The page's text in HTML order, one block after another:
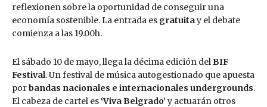
reflexionen sobre la oportunidad de conseguir una
economía sostenible. La entrada es gratuitay el debate
comienza a las 19.00h.
El sábado 10 de mayo, llega la décima edición delBIF
Festival. Un festival de música autogestionado que apuesta
porbandas nacionales e internacionales undergrounds.
El cabeza de cartel es ‘Viva Belgrado’y actuarán otros